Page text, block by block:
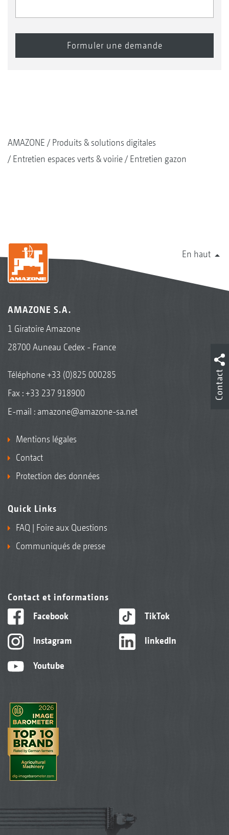
AMAZONE
Produits & solutions digitales
Entretien espaces verts & voirie
Entretien gazon
En haut
AMAZONE S.A.
1 Giratoire Amazone
28700 Auneau Cedex - France
Téléphone+33 (0)825 000285
Fax : +33 237 918900
E-mail : amazone@amazone-sa.net
Mentions légales
Contact
Protection des données
Quick Links
FAQ | Foire aux Questions
Communiqués de presse
Contact et informations
Facebook
Instagram
Youtube
TikTok
linkedIn
Contact